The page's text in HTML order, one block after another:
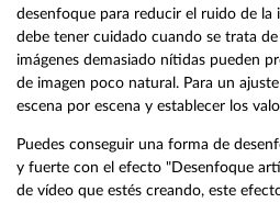
desenfoque para reducir el ruido de la
debe tener cuidado cuando se trata
imágenes demasiado nítidas pueden
de imagen poco natural. Para un
escena por escena y establecer los
Puedes conseguir una forma de
y fuerte con el efecto "Desenfoque
de vídeo que estés creando, este